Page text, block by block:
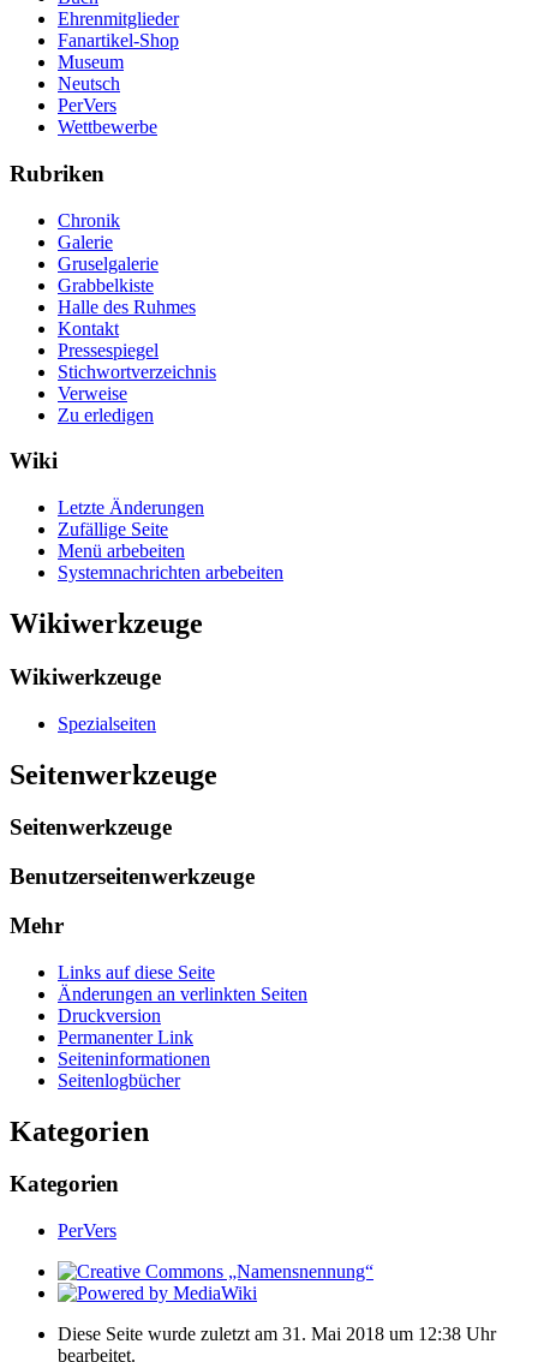
Ehrenmitglieder
Fanartikel-Shop
Museum
Neutsch
PerVers
Wettbewerbe
Rubriken
Chronik
Galerie
Gruselgalerie
Grabbelkiste
Halle des Ruhmes
Kontakt
Pressespiegel
Stichwortverzeichnis
Verweise
Zu erledigen
Wiki
Letzte Änderungen
Zufällige Seite
Menü arbebeiten
Systemnachrichten arbebeiten
Wikiwerkzeuge
Wikiwerkzeuge
Spezialseiten
Seitenwerkzeuge
Seitenwerkzeuge
Benutzerseitenwerkzeuge
Mehr
Links auf diese Seite
Änderungen an verlinkten Seiten
Druckversion
Permanenter Link
Seiten­­informationen
Seitenlogbücher
Kategorien
Kategorien
PerVers
Diese Seite wurde zuletzt am 31. Mai 2018 um 12:38 Uhr
bearbeitet.